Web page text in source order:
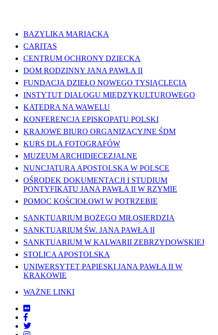
BAZYLIKA MARIACKA
CARITAS
CENTRUM OCHRONY DZIECKA
DOM RODZINNY JANA PAWŁA II
FUNDACJA DZIEŁO NOWEGO TYSIĄCLECIA
INSTYTUT DIALOGU MIĘDZYKULTUROWEGO
KATEDRA NA WAWELU
KONFERENCJA EPISKOPATU POLSKI
KRAJOWE BIURO ORGANIZACYJNE ŚDM
KURS DLA FOTOGRAFÓW
MUZEUM ARCHIDIECEZJALNE
NUNCJATURA APOSTOLSKA W POLSCE
OŚRODEK DOKUMENTACJI I STUDIUM
PONTYFIKATU JANA PAWŁA II W RZYMIE
POMOC KOŚCIOŁOWI W POTRZEBIE
SANKTUARIUM BOŻEGO MIŁOSIERDZIA
SANKTUARIUM ŚW. JANA PAWŁA II
SANKTUARIUM W KALWARII ZEBRZYDOWSKIEJ
STOLICA APOSTOLSKA
UNIWERSYTET PAPIESKI JANA PAWŁA II W
KRAKOWIE
WAŻNE LINKI